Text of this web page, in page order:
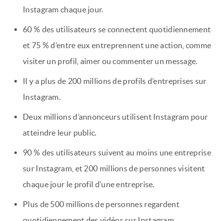
Instagram chaque jour.
60 % des utilisateurs se connectent quotidiennement
et 75 % d’entre eux entreprennent une action, comme
visiter un profil, aimer ou commenter un message.
Il y a plus de 200 millions de profils d’entreprises sur
Instagram.
Deux millions d’annonceurs utilisent Instagram pour
atteindre leur public.
90 % des utilisateurs suivent au moins une entreprise
sur Instagram, et 200 millions de personnes visitent
chaque jour le profil d’une entreprise.
Plus de 500 millions de personnes regardent